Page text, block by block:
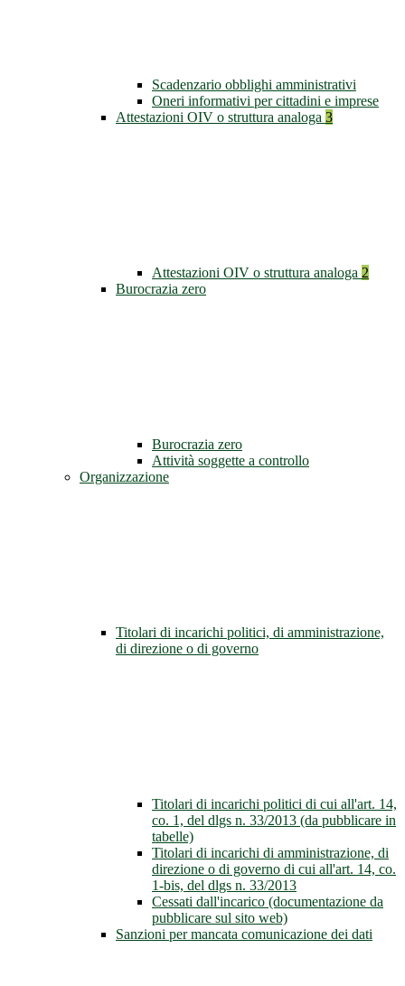
Scadenzario obblighi amministrativi
Oneri informativi per cittadini e imprese
Attestazioni OIV o struttura analoga 3
Attestazioni OIV o struttura analoga 2
Burocrazia zero
Burocrazia zero
Attività soggette a controllo
Organizzazione
Titolari di incarichi politici, di amministrazione,
di direzione o di governo
Titolari di incarichi politici di cui all'art. 14,
co. 1, del dlgs n. 33/2013 (da pubblicare in
tabelle)
Titolari di incarichi di amministrazione, di
direzione o di governo di cui all'art. 14, co.
1-bis, del dlgs n. 33/2013
Cessati dall'incarico (documentazione da
pubblicare sul sito web)
Sanzioni per mancata comunicazione dei dati